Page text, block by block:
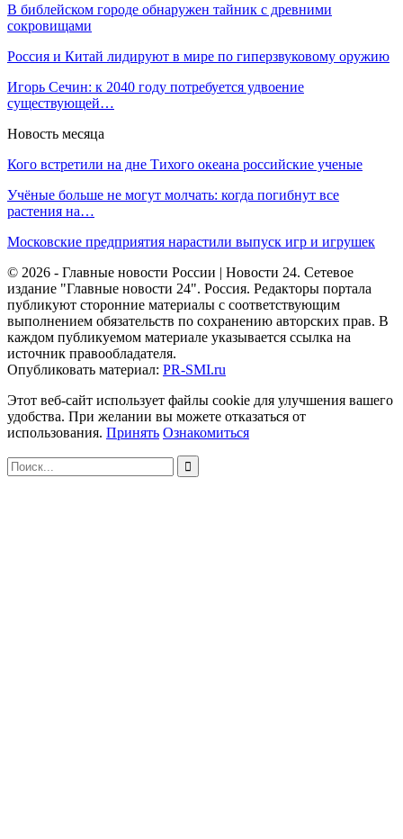
В библейском городе обнаружен тайник с древними
сокровищами
Россия и Китай лидируют в мире по гиперзвуковому оружию
Игорь Сечин: к 2040 году потребуется удвоение
существующей…
Новость месяца
Кого встретили на дне Тихого океана российские ученые
Учёные больше не могут молчать: когда погибнут все
растения на…
Московские предприятия нарастили выпуск игр и игрушек
© 2026 - Главные новости России | Новости 24. Сетевое
издание "Главные новости 24". Россия. Редакторы портала
публикуют сторонние материалы с соответствующим
выполнением обязательств по сохранению авторских прав. В
каждом публикуемом материале указывается ссылка на
источник правообладателя.
Опубликовать материал: PR-SMI.ru
Этот веб-сайт использует файлы cookie для улучшения вашего
удобства. При желании вы можете отказаться от
использования. Принять Ознакомиться